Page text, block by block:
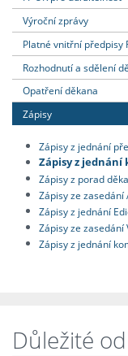
Výroční zprávy
Platné vnitřní předpisy
Rozhodnutí a sdělení
Opatření děkana
Zápisy
Zápisy z jednání
Zápisy z jednání
Zápisy z porad
Zápisy ze zasedání
Zápisy z jednání
Zápisy ze zasedání
Zápisy z jednání
Důležité